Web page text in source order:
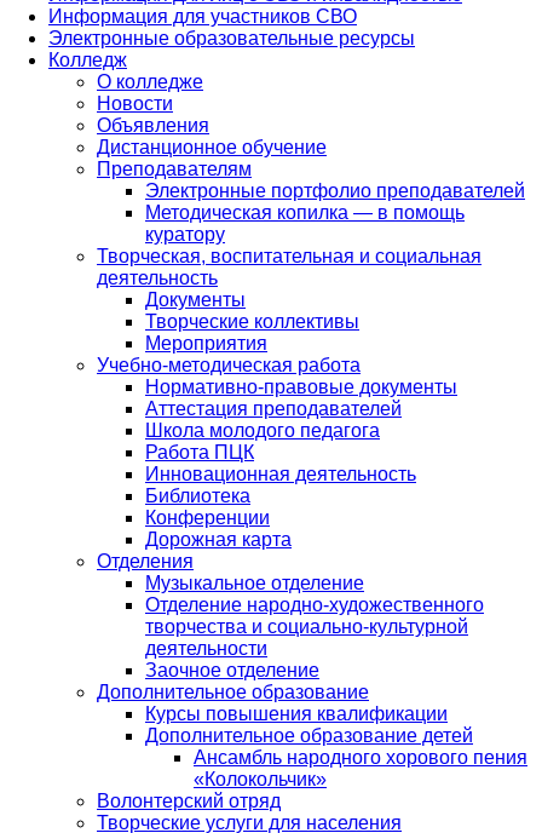
Информация для участников СВО
Электронные образовательные ресурсы
Колледж
О колледже
Новости
Объявления
Дистанционное обучение
Преподавателям
Электронные портфолио преподавателей
Методическая копилка — в помощь
куратору
Творческая, воспитательная и социальная
деятельность
Документы
Творческие коллективы
Мероприятия
Учебно-методическая работа
Нормативно-правовые документы
Аттестация преподавателей
Школа молодого педагога
Работа ПЦК
Инновационная деятельность
Библиотека
Конференции
Дорожная карта
Отделения
Музыкальное отделение
Отделение народно-художественного
творчества и социально-культурной
деятельности
Заочное отделение
Дополнительное образование
Курсы повышения квалификации
Дополнительное образование детей
Ансамбль народного хорового пения
«Колокольчик»
Волонтерский отряд
Творческие услуги для населения